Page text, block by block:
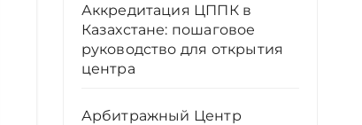
Аккредитация ЦППК в
Казахстане: пошаговое
руководство для открытия
центра
Арбитражный Центр